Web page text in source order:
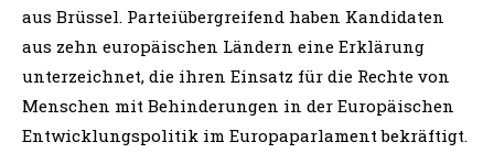
aus Brüssel. Parteiübergreifend haben Kandidaten
aus zehn europäischen Ländern eine Erklärung
unterzeichnet, die ihren Einsatz für die Rechte von
Menschen mit Behinderungen in der Europäischen
Entwicklungspolitik im Europaparlament bekräftigt.